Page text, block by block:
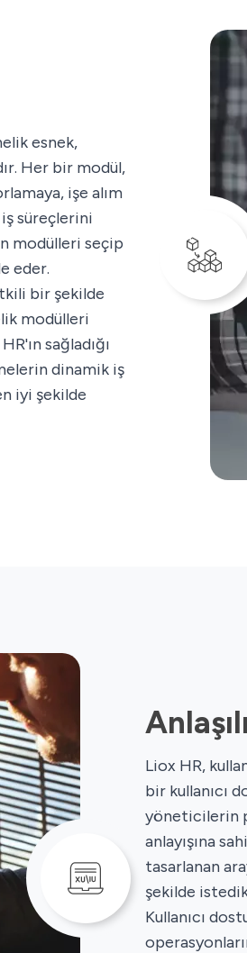
esnek,
Her bir modül,
işe alım
süreçlerini
modülleri seçip
eder.
bir şekilde
modülleri
sağladığı
dinamik iş
iyi şekilde
Liox HR,
bir kullanıcı
yöneticilerin
anlayışına
tasarlanan
şekilde
Kullanıcı